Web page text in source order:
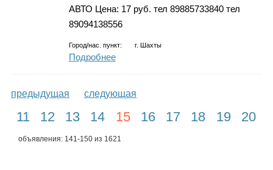
АВТО Цена: 17 руб. тел 89885733840 тел
89094138556
Город/нас. пункт: г. Шахты
Подробнее
предыдущая следующая
11 12 13 14 15 16 17 18 19 20
объявления: 141-150 из 1621